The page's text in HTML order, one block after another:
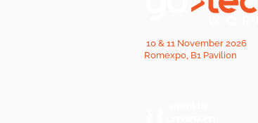
10 & 11 November 2026
Romexpo, B1 Pavilion